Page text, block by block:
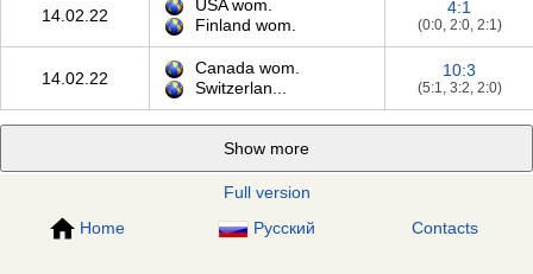
14.02.22
USA wom.
Finland wom.
4:1
(0:0, 2:0, 2:1)
14.02.22
Canada wom.
Switzerlan...
10:3
(5:1, 3:2, 2:0)
Show more
Full version
Home
Русский Contacts